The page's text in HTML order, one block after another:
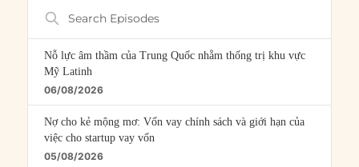
Search
Episodes
Nỗ lực âm thầm của Trung Quốc nhằm thống trị khu vực
Mỹ Latinh
06/08/2026
Nợ cho kẻ mộng mơ: Vốn vay chính sách và giới hạn của
việc cho startup vay vốn
05/08/2026